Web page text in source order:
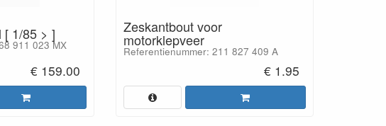
[ 1/85 > ]
911 023 MX
€ 159.00
Zeskantbout voor
motorklepveer
Referentienummer: 211 827 409 A
€ 1.95